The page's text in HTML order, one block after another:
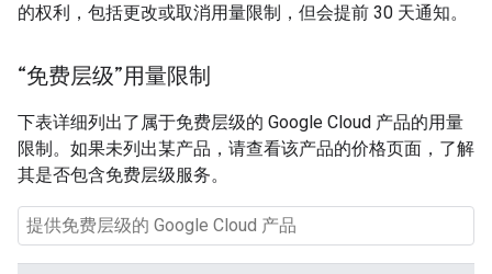
的权利，包括更改或取消用量限制，但会提前 30 天通知。
“免费层级”用量限制
下表详细列出了属于免费层级的 Google Cloud 产品的用量
限制。如果未列出某产品，请查看该产品的价格页面，了解
其是否包含免费层级服务。